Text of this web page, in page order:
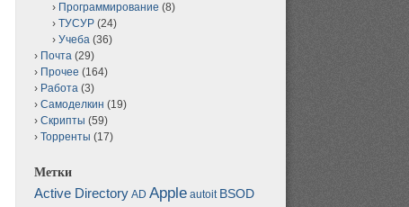
Программирование (8)
ТУСУР (24)
Учеба (36)
Почта (29)
Прочее (164)
Работа (3)
Самоделкин (19)
Скрипты (59)
Торренты (17)
Метки
Active Directory AD Apple autoit BSOD